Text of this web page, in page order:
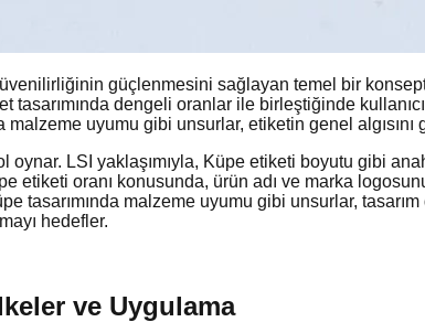
güçlenmesini sağlayan temel bir
dengeli oranlar ile birleştiğinde
malzeme uyumu gibi unsurlar, etiketin genel algısını
oynar. LSI yaklaşımıyla, Küpe etiketi boyutu gibi
oranı konusunda, ürün adı ve marka
tasarımında malzeme uyumu gibi unsurlar,
hedefler.
ve Uygulama